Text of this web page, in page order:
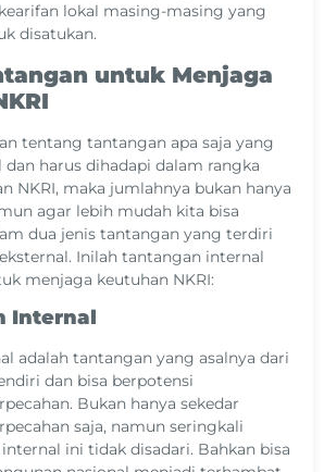
lokal masing-masing yang
disatukan.
untuk Menjaga
tentang tantangan apa saja yang
harus dihadapi dalam rangka
NKRI, maka jumlahnya bukan hanya
agar lebih mudah kita bisa
dua jenis tantangan yang terdiri
Inilah tantangan internal
menjaga keutuhan NKRI:
Internal
adalah tantangan yang asalnya dari
dan bisa berpotensi
Bukan hanya sekedar
saja, namun seringkali
ini tidak disadari. Bahkan bisa